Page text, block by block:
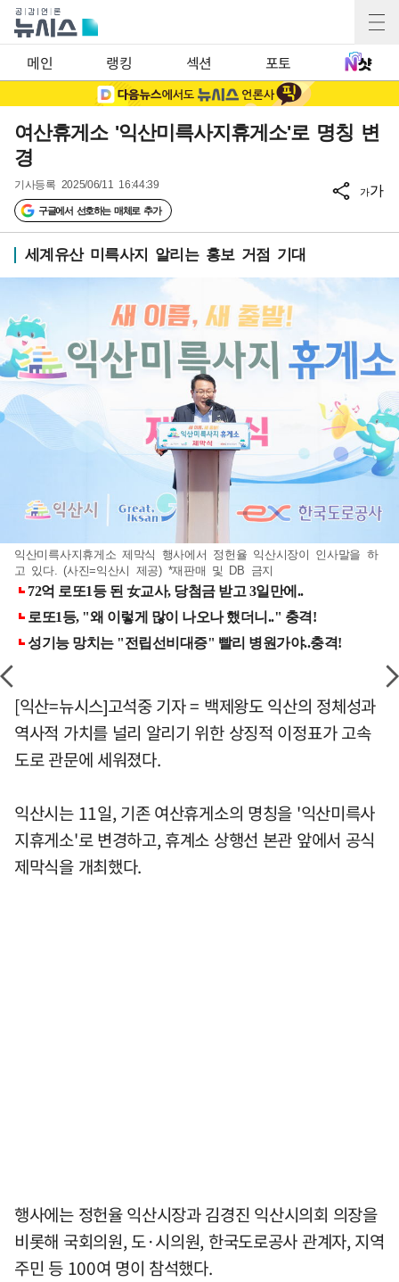
메인 랭킹 섹션 포토
여산휴게소 '익산미륵사지휴게소'로 명칭 변
경
기사등록 2025/06/11 16:44:39
구글에서 선호하는 매체로 추가
가가
세계유산 미륵사지 알리는 홍보 거점 기대
익산미륵사지휴게소 제막식 행사에서 정헌율 익산시장이 인사말을 하
고 있다. (사진=익산시 제공) *재판매 및 DB 금지
[익산=뉴시스]고석중 기자 = 백제왕도 익산의 정체성과
역사적 가치를 널리 알리기 위한 상징적 이정표가 고속
도로 관문에 세워졌다.
익산시는 11일, 기존 여산휴게소의 명칭을 '익산미륵사
지휴게소'로 변경하고, 휴계소 상행선 본관 앞에서 공식
제막식을 개최했다.
행사에는 정헌율 익산시장과 김경진 익산시의회 의장을
비롯해 국회의원, 도·시의원, 한국도로공사 관계자, 지역
주민 등 100여 명이 참석했다.